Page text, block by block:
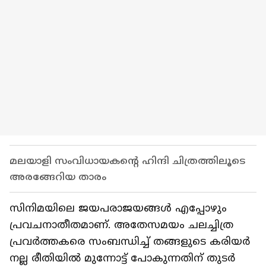
മലയാളി സംവിധായകന്‍റെ ഹിന്ദി ചിത്രത്തിലൂടെ
അരങ്ങേറിയ താരം
സിനിമയിലെ ജയപരാജയങ്ങള്‍ എപ്പോഴും
പ്രവചനാതീതമാണ്. അതേസമയം ചലച്ചിത്ര
പ്രവര്‍ത്തകരെ സംബന്ധിച്ച് തങ്ങളുടെ കരിയര്‍
നല്ല രീതിയില്‍ മുന്നോട്ട് പോകുന്നതിന് തുടര്‍